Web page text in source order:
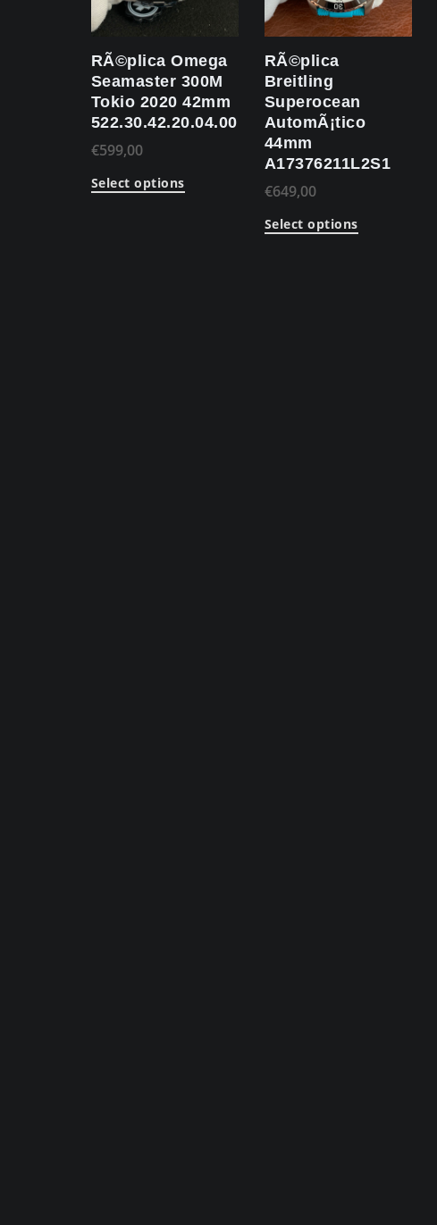
RÃ©plica Omega
Seamaster 300M
Tokio 2020 42mm
522.30.42.20.04.001
€599,00
Select options
RÃ©plica
Breitling
Superocean
AutomÃ¡tico
44mm
A17376211L2S1
€649,00
Select options